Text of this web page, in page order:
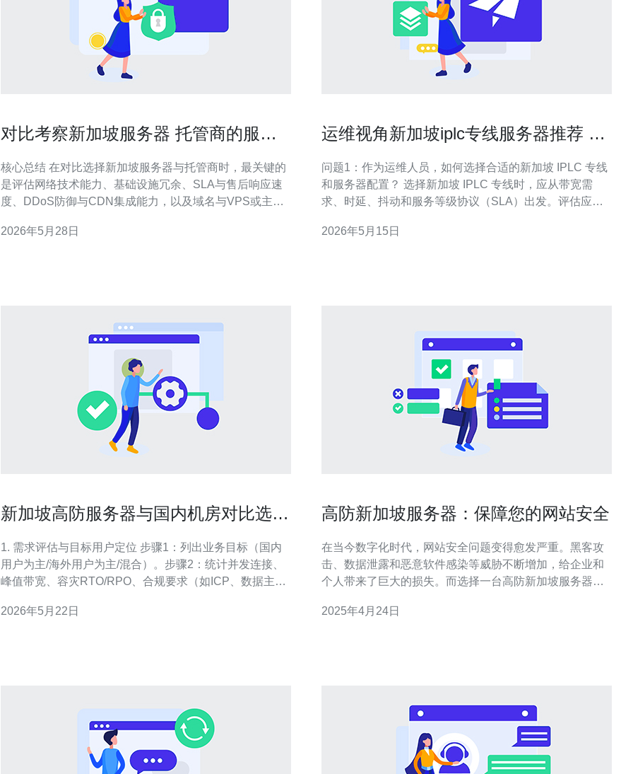
对比考察新加坡服务器 托管商的服务
核心总结 在对比选择新加坡服务器与托管商时，最关键的
是评估网络技术能力、基础设施冗余、SLA与售后响应速
度、DDoS防御与CDN集成能力，以及域名与VPS或主机
节点的服务器互联、低延迟骨干、专业的DDoS防御与
2026年5月28日
运维视角新加坡iplc专线服务器推荐 监
问题1：作为运维人员，如何选择合适的新加坡 IPLC 专线
和服务器配置？ 选择新加坡 IPLC 专线时，应从带宽需
求、时延、抖动和服务等级协议（SLA）出发。评估应用
的上传/下载带宽和峰值容量。服务器方面，根据负载选择
2026年5月15日
新加坡高防服务器与国内机房对比选择
1. 需求评估与目标用户定位 步骤1：列出业务目标（国内
用户为主/海外用户为主/混合）。步骤2：统计并发连接、
峰值带宽、容灾RTO/RPO、合规要求（如ICP、数据主
规、预算，作为后续对比基准。 2. 新加坡高防与国内机房
2026年5月22日
高防新加坡服务器：保障您的网站安全
在当今数字化时代，网站安全问题变得愈发严重。黑客攻
击、数据泄露和恶意软件感染等威胁不断增加，给企业和
个人带来了巨大的损失。而选择一台高防新加坡服务器，
金融和科技中心，拥有先进的网络基础设施和世界一流的
2025年4月24日